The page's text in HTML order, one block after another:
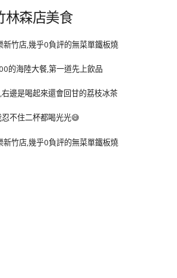
林森店美食
的海陸大餐,第一道先上飲品
邊是喝起來還會回甘的荔枝冰茶
不住二杯都喝光光😅